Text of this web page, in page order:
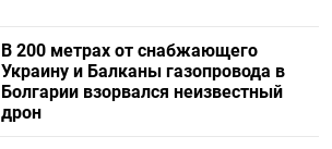
В 200 метрах от снабжающего
Украину и Балканы газопровода в
Болгарии взорвался неизвестный
дрон